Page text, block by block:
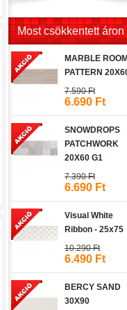
Most csökkentett áron
MARBLE ROOM
PATTERN
7.590 Ft
6.690 Ft
SNOWDROPS
PATCHWORK
20X60 G1
7.390 Ft
6.690 Ft
Visual White
Ribbon - 25x75
10.290 Ft
6.490 Ft
BERCY SAND
30X90